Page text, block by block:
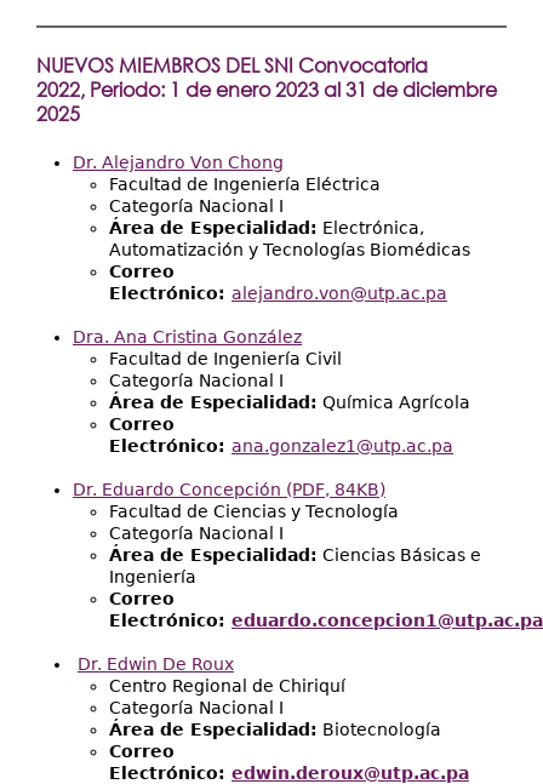
NUEVOS MIEMBROS DEL SNI Convocatoria
2022, Periodo: 1 de enero 2023 al 31 de diciembre
2025
Dr. Alejandro Von Chong
Facultad de Ingeniería Eléctrica
Categoría Nacional I
Área de Especialidad: Electrónica,
Automatización y Tecnologías Biomédicas
Correo
Electrónico: alejandro.von@utp.ac.pa
Dra. Ana Cristina González
Facultad de Ingeniería Civil
Categoría Nacional I
Área de Especialidad: Química Agrícola
Correo
Electrónico: ana.gonzalez1@utp.ac.pa
Dr. Eduardo Concepción (PDF, 84KB)
Facultad de Ciencias y Tecnología
Categoría Nacional I
Área de Especialidad: Ciencias Básicas e
Ingeniería
Correo
Electrónico: eduardo.concepcion1@utp.ac.pa
Dr. Edwin De Roux
Centro Regional de Chiriquí
Categoría Nacional I
Área de Especialidad: Biotecnología
Correo
Electrónico: edwin.deroux@utp.ac.pa